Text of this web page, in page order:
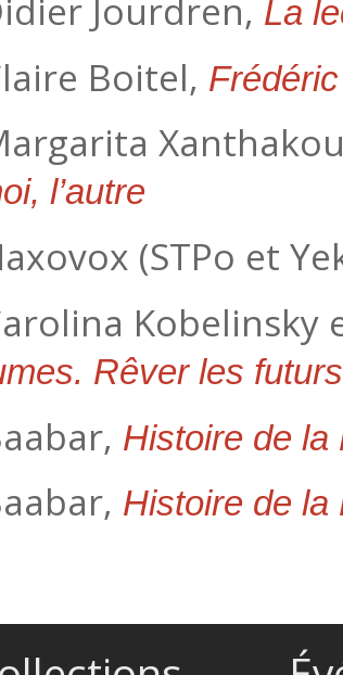
Jourdren, La
Boitel,
l’autre
(STPo et
Kobelinsky
Rêver les
Histoire de la
Histoire de la